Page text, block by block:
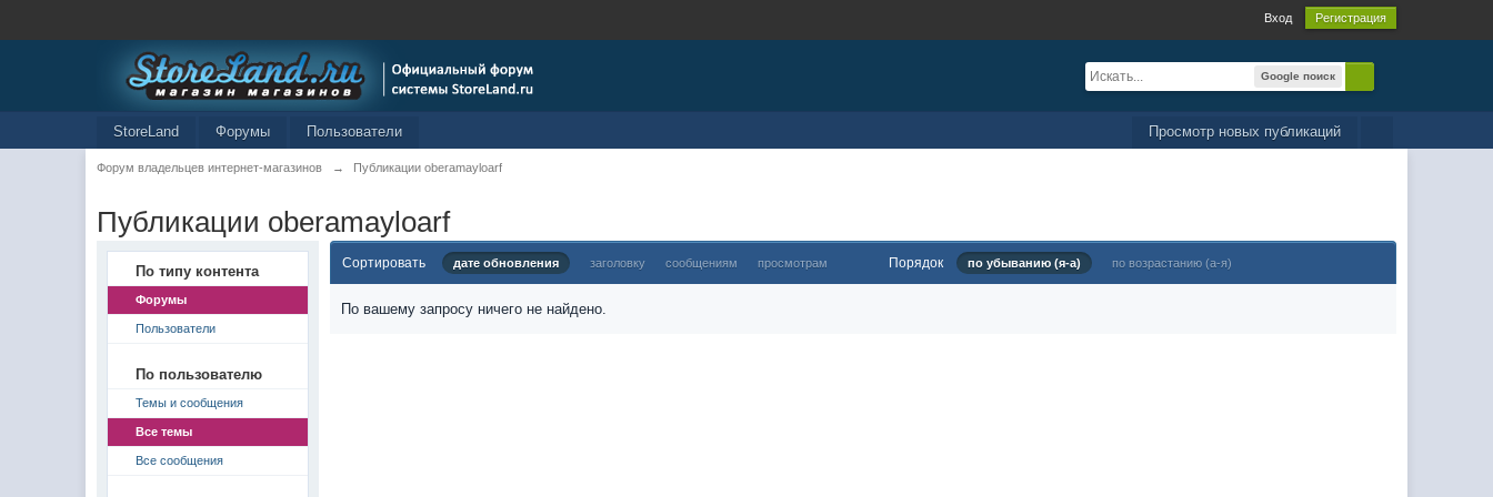
Вход Регистрация
Google поиск
Просмотр новых публикаций
StoreLand Форумы Пользователи
Форум владельцев интернет-магазинов → Публикации oberamayloarf
Публикации oberamayloarf
По типу контента
Форумы
Пользователи
По пользователю
Темы и сообщения
Все темы
Все сообщения
Сортировать дате обновления заголовку сообщениям просмотрам Порядок по убыванию (я-а) по возрастанию (а-я)
По вашему запросу ничего не найдено.